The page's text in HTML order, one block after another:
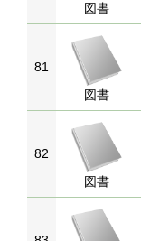
図書
81
図書
82
図書